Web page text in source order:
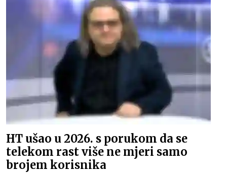
HT ušao u 2026. s porukom da se
telekom rast više ne mjeri samo
brojem korisnika